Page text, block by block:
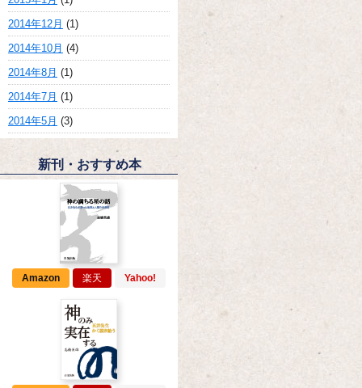
2014年12月 (1)
2014年10月 (4)
2014年8月 (1)
2014年7月 (1)
2014年5月 (3)
新刊・おすすめ本
Amazon 楽天 Yahoo!